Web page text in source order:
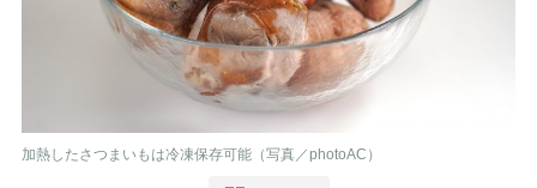
加熱したさつまいもは冷凍保存可能（写真／photoAC）